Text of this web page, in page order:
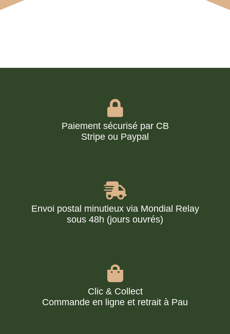
Paiement sécurisé par CB
Stripe ou Paypal
Envoi postal minutieux via Mondial Relay
sous 48h (jours ouvrés)
Clic & Collect
Commande en ligne et retrait à Pau